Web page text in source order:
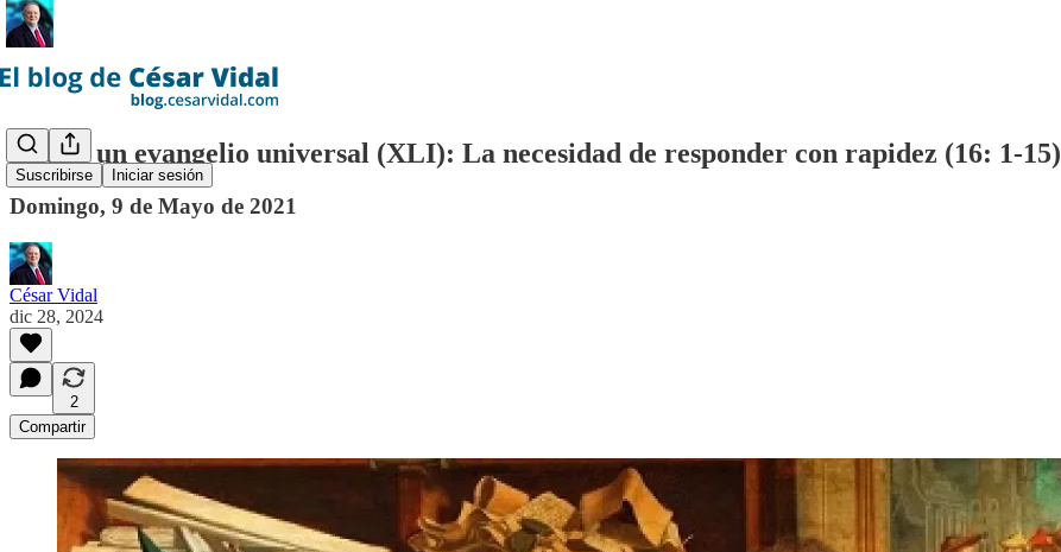
Suscribirse Iniciar sesión
Lucas, un evangelio universal (XLI): La necesidad de responder con rapidez (16: 1-15)
Domingo, 9 de Mayo de 2021
César Vidal
dic 28, 2024
2
Compartir